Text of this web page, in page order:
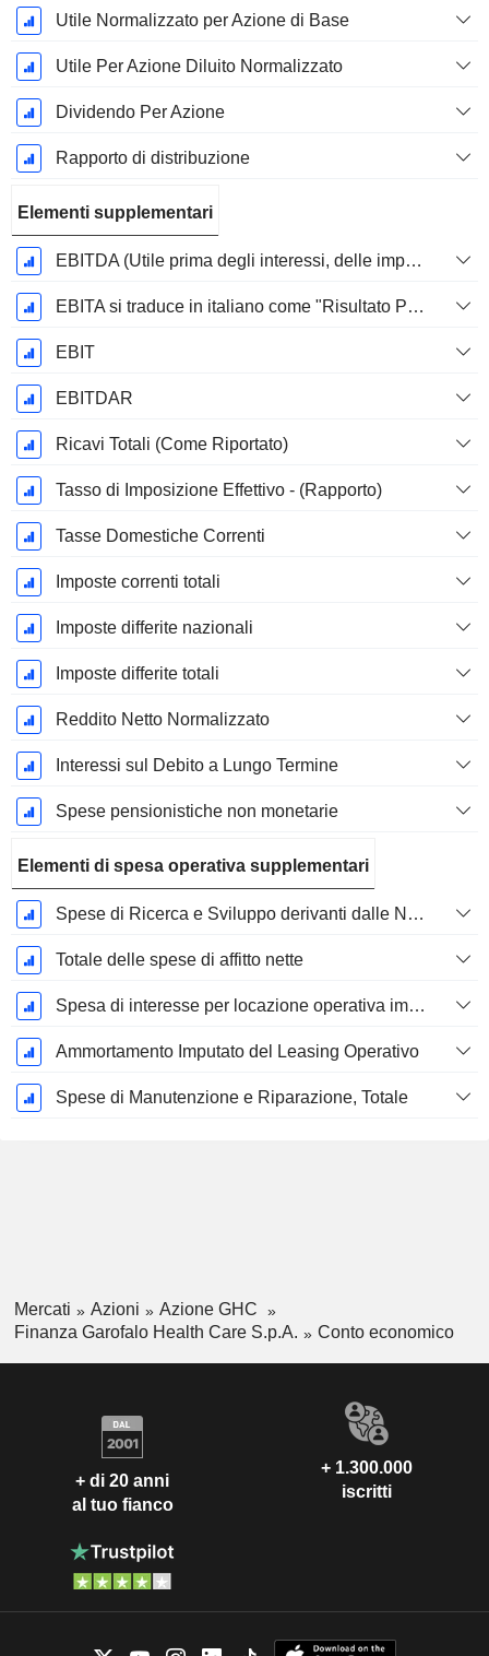
Utile Normalizzato per Azione di Base
Utile Per Azione Diluito Normalizzato
Dividendo Per Azione
Rapporto di distribuzione
Elementi supplementari
EBITDA (Utile prima degli interessi, delle imposte, del deprezzamento e dell'ammortamento)
EBITA si traduce in italiano come "Risultato Prima di Interessi, Tasse e Ammortamenti".
EBIT
EBITDAR
Ricavi Totali (Come Riportato)
Tasso di Imposizione Effettivo - (Rapporto)
Tasse Domestiche Correnti
Imposte correnti totali
Imposte differite nazionali
Imposte differite totali
Reddito Netto Normalizzato
Interessi sul Debito a Lungo Termine
Spese pensionistiche non monetarie
Elementi di spesa operativa supplementari
Spese di Ricerca e Sviluppo derivanti dalle Note a piè di pagina
Totale delle spese di affitto nette
Spesa di interesse per locazione operativa imputata
Ammortamento Imputato del Leasing Operativo
Spese di Manutenzione e Riparazione, Totale
Mercati Azioni
Azione GHC
Finanza Garofalo Health Care S.p.A.
Conto economico
+ di 20 anni
al tuo fianco
+ 1.300.000
iscritti